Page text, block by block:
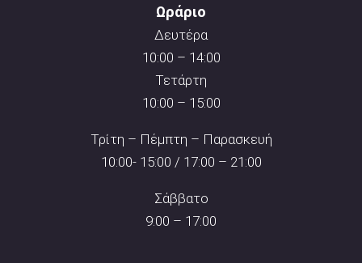
Ωράριο
Δευτέρα
10:00 – 14:00
Τετάρτη
10:00 – 15:00
Τρίτη – Πέμπτη – Παρασκευή
10:00- 15:00 / 17:00 – 21:00
Σάββατο
9:00 – 17:00